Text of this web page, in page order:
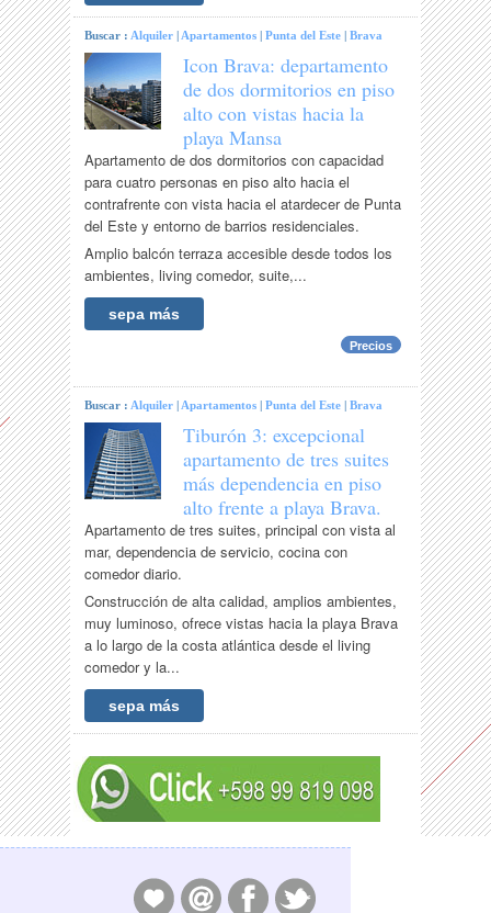
Buscar : Alquiler Apartamentos |Punta del Este |Brava
Icon Brava: departamento
de dos dormitorios en piso
alto con vistas hacia la
playa Mansa
Apartamento de dos dormitorios con capacidad
para cuatro personas en piso alto hacia el
contrafrente con vista hacia el atardecer de Punta
del Este y entorno de barrios residenciales.
Amplio balcón terraza accesible desde todos los
ambientes, living comedor, suite,...
sepa más
Precios
Buscar : Alquiler Apartamentos |Punta del Este |Brava
Tiburón 3: excepcional
apartamento de tres suites
más dependencia en piso
alto frente a playa Brava.
Apartamento de tres suites, principal con vista al
mar, dependencia de servicio, cocina con
comedor diario.
Construcción de alta calidad, amplios ambientes,
muy luminoso, ofrece vistas hacia la playa Brava
a lo largo de la costa atlántica desde el living
comedor y la...
sepa más